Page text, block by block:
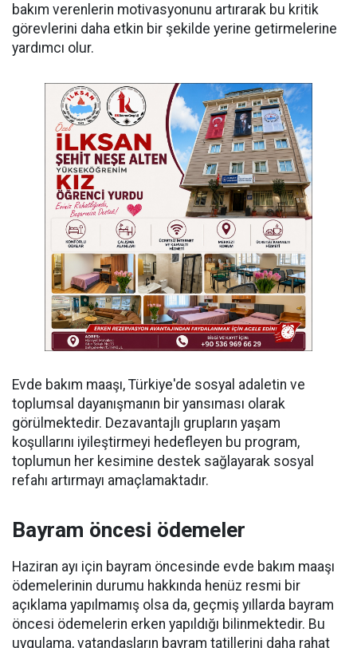
bakım verenlerin motivasyonunu artırarak bu kritik
görevlerini daha etkin bir şekilde yerine getirmelerine
yardımcı olur.
Evde bakım maaşı, Türkiye'de sosyal adaletin ve
toplumsal dayanışmanın bir yansıması olarak
görülmektedir. Dezavantajlı grupların yaşam
koşullarını iyileştirmeyi hedefleyen bu program,
toplumun her kesimine destek sağlayarak sosyal
refahı artırmayı amaçlamaktadır.
Bayram öncesi ödemeler
Haziran ayı için bayram öncesinde evde bakım maaşı
ödemelerinin durumu hakkında henüz resmi bir
açıklama yapılmamış olsa da, geçmiş yıllarda bayram
öncesi ödemelerin erken yapıldığı bilinmektedir. Bu
uygulama, vatandaşların bayram tatillerini daha rahat